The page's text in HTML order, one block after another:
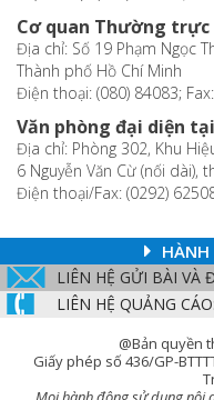
Cơ quan Thường
Địa chỉ: Số 19 Phạm Ngọc
Thành phố Hồ Chí Minh
Điện thoại: (080) 84083;
Văn phòng đại diện
Địa chỉ: Phòng 302, Khu
6 Nguyễn Văn Cừ (nối dài),
Điện thoại/Fax: (0292)
LIÊN HỆ GỬI BÀI VÀ
LIÊN HỆ QUẢNG
@Bản quyền
Giấy phép số 436/GP-